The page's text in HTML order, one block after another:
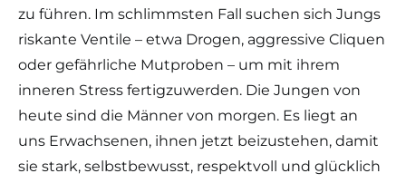
zu führen. Im schlimmsten Fall suchen sich Jungs
riskante Ventile – etwa Drogen, aggressive Cliquen
oder gefährliche Mutproben – um mit ihrem
inneren Stress fertigzuwerden. Die Jungen von
heute sind die Männer von morgen. Es liegt an
uns Erwachsenen, ihnen jetzt beizustehen, damit
sie stark, selbstbewusst, respektvoll und glücklich